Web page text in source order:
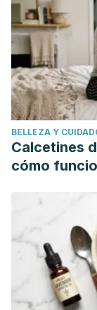
Cañete, I.
humano
.
Rother, Steve.
Evolution).
Virtue, D.
https://
BELLEZA Y
Calcetines
cómo